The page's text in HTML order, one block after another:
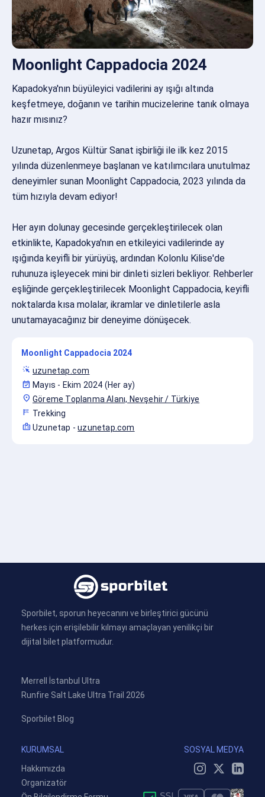
Moonlight Cappadocia 2024
Kapadokya'nın büyüleyici vadilerini ay ışığı altında
keşfetmeye, doğanın ve tarihin mucizelerine tanık olmaya
hazır mısınız?
Uzunetap, Argos Kültür Sanat işbirliği ile ilk kez 2015
yılında düzenlenmeye başlanan ve katılımcılara unutulmaz
deneyimler sunan Moonlight Cappadocia, 2023 yılında da
tüm hızıyla devam ediyor!
Her ayın dolunay gecesinde gerçekleştirilecek olan
etkinlikte, Kapadokya'nın en etkileyici vadilerinde ay
ışığında keyifli bir yürüyüş, ardından Kolonlu Kilise'de
ruhunuza işleyecek mini bir dinleti sizleri bekliyor. Rehberler
eşliğinde gerçekleştirilecek Moonlight Cappadocia, keyifli
noktalarda kısa molalar, ikramlar ve dinletilerle asla
unutamayacağınız bir deneyime dönüşecek.
Moonlight Cappadocia 2024
web_traffic uzunetap.com
event_available Mayıs - Ekim 2024 (Her ay)
location_on Göreme Toplanma Alanı, Nevşehir / Türkiye
sports_score Trekking
badge Uzunetap -uzunetap.com
Sporbilet, sporun heyecanını ve birleştirici gücünü
herkes için erişilebilir kılmayı amaçlayan yenilikçi bir
dijital bilet platformudur.
Merrell İstanbul Ultra
Runfire Salt Lake Ultra Trail 2026
Sporbilet Blog
KURUMSAL
Hakkımızda
Organizatör
SOSYAL MEDYA